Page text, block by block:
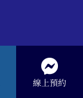
線上預約